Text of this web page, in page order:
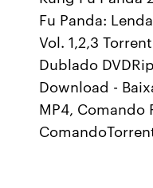
Fu Panda:
Vol. 1,2,3
Dublado
Download -
MP4, Comando